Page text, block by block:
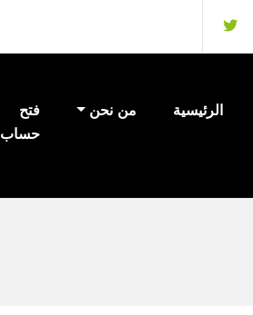
الرئيسية من نحن
فتح
حساب